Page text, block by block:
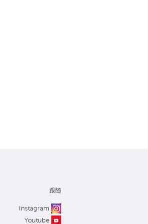
跟随
Instagram
Youtube